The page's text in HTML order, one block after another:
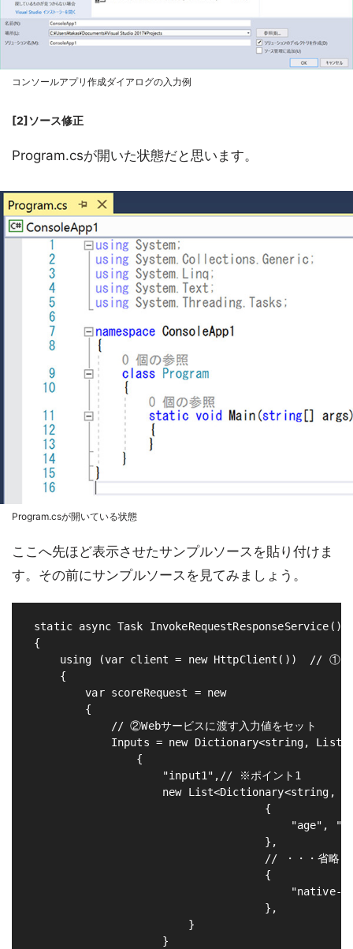
コンソールアプリ作成ダイアログの入力例
[2]ソース修正
Program.csが開いた状態だと思います。
Program.csが開いている状態
ここへ先ほど表示させたサンプルソースを貼り付けま
す。その前にサンプルソースを見てみましょう。
static async Task InvokeRequestResponseService()
{
using (var client = new HttpClient())  // ①リ
     {
         var scoreRequest = new
         {
             // ②Webサービスに渡す入力値をセット
Inputs = new Dictionary<string,
                 {
                     "input1",// ※ポイント1
new List<Dictionary<string,
                                     {
"age",
                                     },
                                     // ・・・省略
                                     {
"native-
                                     },
                         }
                     }